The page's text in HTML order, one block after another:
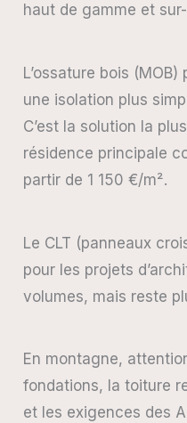
haut de gamme et
L’ossature bois
une isolation plus
C’est la solution la
résidence principale
partir de 1 150 €/m².
Le CLT (panneaux
pour les projets
volumes, mais reste
En montagne,
fondations, la toiture
et les exigences des